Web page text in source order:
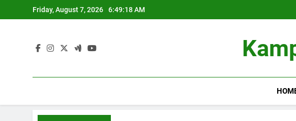
to
Friday, August 7, 2026 6:49:19 AM